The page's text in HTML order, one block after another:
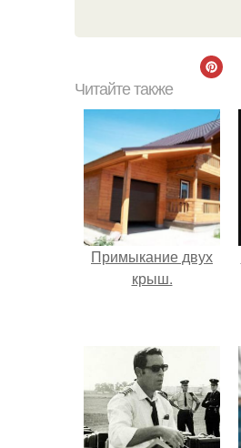
Читайте также
Примыкание двух
крыш.